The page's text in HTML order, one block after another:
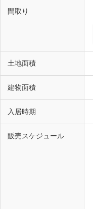
間取り
土地面積
建物面積
入居時期
販売スケジュール